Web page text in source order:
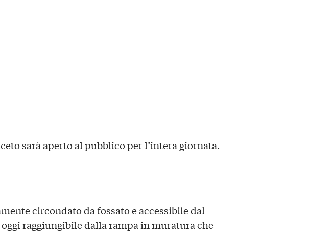
sarà aperto al pubblico per l’intera giornata.
circondato da fossato e accessibile dal
raggiungibile dalla rampa in muratura che